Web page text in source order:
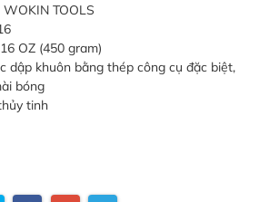
TOOLS
OZ (450 gram)
dập khuôn bằng thép công cụ đặc biệt,
bóng
tinh